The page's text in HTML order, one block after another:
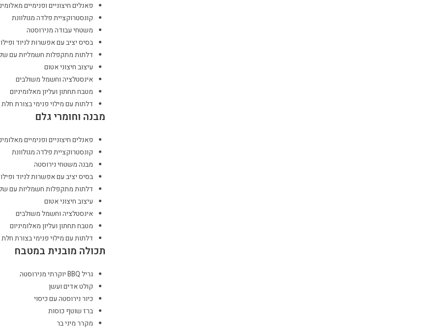
פאנלים חיצוניים ופנימיים
קונסטרוקציית פלדה מגולוונת
משטחי עבודה מנירוסטה
בסיס יציב עם אפשרות לניוד
דלתות מתקפלות חשמליות עם
עיצוב חיצוני אטום
אינסטלציה וחשמל משולבים
מטבח תחתון ועליון מאלומיניום
דלתות עם מילוי פנימי בצורת
מבנה וחומרי גלם
פאנלים חיצוניים ופנימיים
קונסטרוקציית פלדה מגולוונת
מבנה משטחי נירוסטה
בסיס יציב עם אפשרות לניוד
דלתות מתקפלות חשמליות עם
עיצוב חיצוני אטום
אינסטלציה וחשמל משולבים
מטבח תחתון ועליון מאלומיניום
דלתות עם מילוי פנימי בצורת
תכולה מובנית במטבח
גריל BBQ יוקרתי מנירוסטה
קולט אדים ועשן
כיור נירוסטה עם כיסוי
ברז שוטף כוסות
מקרר מיני בר